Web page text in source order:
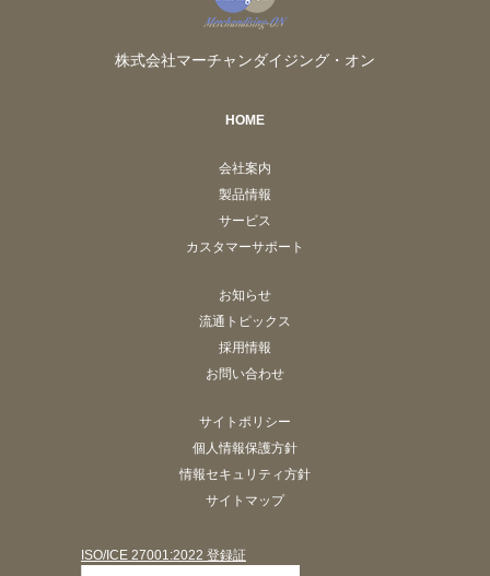
株式会社マーチャンダイジング・オン
HOME
会社案内
製品情報
サービス
カスタマーサポート
お知らせ
流通トピックス
採用情報
お問い合わせ
サイトポリシー
個人情報保護方針
情報セキュリティ方針
サイトマップ
ISO/ICE 27001:2022 登録証